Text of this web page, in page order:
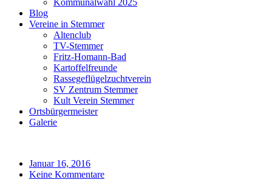
Kommunalwahl 2025
Blog
Vereine in Stemmer
Altenclub
TV-Stemmer
Fritz-Homann-Bad
Kartoffelfreunde
Rassegeflügelzuchtverein
SV Zentrum Stemmer
Kult Verein Stemmer
Ortsbürgermeister
Galerie
Januar 16, 2016
Keine Kommentare